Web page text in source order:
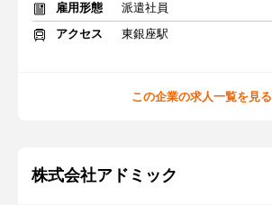
雇用形態
派遣社員
アクセス
東銀座駅
この企業の求人一覧を見る
株式会社アドミック